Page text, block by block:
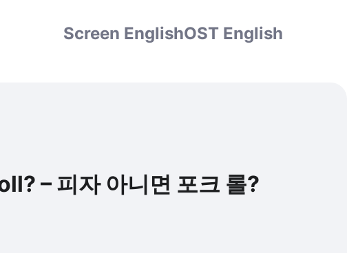
Screen EnglishOST English
– 피자 아니면 포크 롤?